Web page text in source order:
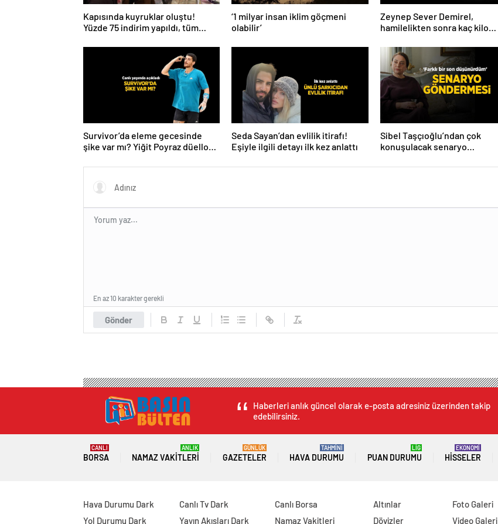
Kapısında kuyruklar oluştu!
Yüzde 75 indirim yapıldı, tüm
‘1 milyar insan iklim göçmeni
olabilir’
Zeynep Sever Demirel,
hamilelikten sonra kaç kilo
bakacağız artık’
Survivor’da eleme gecesinde
şike var mı? Yiğit Poyraz düelloda
anlattı!
Seda Sayan’dan evlilik itirafı!
Eşiyle ilgili detayı ilk kez anlattı
Sibel Taşçıoğlu’ndan çok
konuşulacak senaryo
düşünürdüm’
Gönder
En az 10 karakter gerekli
Haberleri anlık güncel olarak e-posta adresiniz üzerinden takip
edebilirsiniz.
BORSA
CANLI
NAMAZ VAKITLERI
ANLIK
GAZETELER
GÜNLÜK
HAVA DURUMU
TAHMİNİ
PUAN DURUMU
LİG
HISSELER
EKONOMİ
Hava Durumu Dark
Yol Durumu Dark
Canlı Tv Dark
Yayın Akışları Dark
Canlı Borsa
Namaz Vakitleri
Altınlar
Dövizler
Foto Galeri
Video Galeri